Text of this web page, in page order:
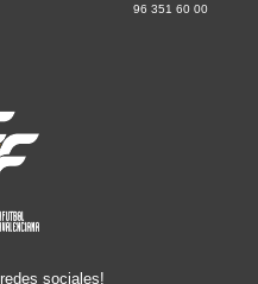
96 351 60 00
sociales!